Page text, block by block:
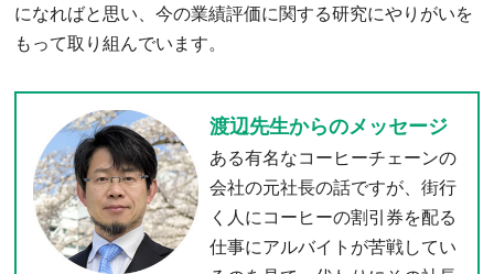
になればと思い、今の業績評価に関する研究にやりがいを
もって取り組んでいます。
渡辺先生からのメッセージ
ある有名なコーヒーチェーンの
会社の元社長の話ですが、街行
く人にコーヒーの割引券を配る
仕事にアルバイトが苦戦してい